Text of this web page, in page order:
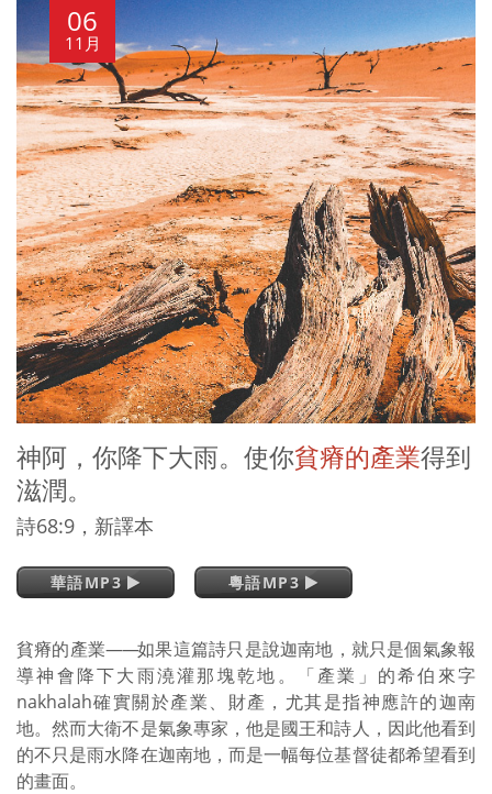
06
11月
神阿，你降下大雨。使你貧瘠的產業得到
滋潤。
詩68:9，新譯本
華語MP3 粵語MP3
貧瘠的產業——如果這篇詩只是說迦南地，就只是個氣象報
導神會降下大雨澆灌那塊乾地。「產業」的希伯來字
nakhalah確實關於產業、財產，尤其是指神應許的迦南
地。然而大衛不是氣象專家，他是國王和詩人，因此他看到
的不只是雨水降在迦南地，而是一幅每位基督徒都希望看到
的畫面。